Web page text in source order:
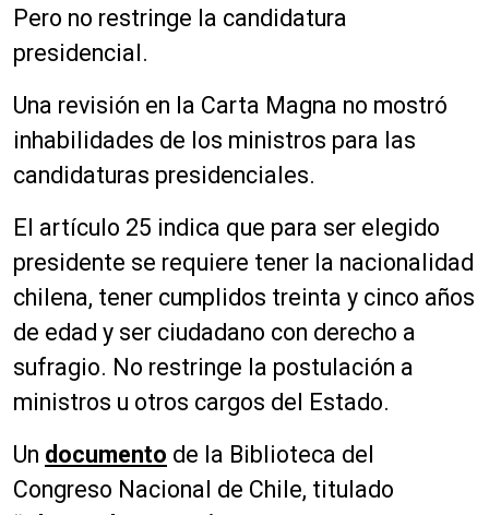
Pero no restringe la candidatura
presidencial.
Una revisión en la Carta Magna no mostró
inhabilidades de los ministros para las
candidaturas presidenciales.
El artículo 25 indica que para ser elegido
presidente se requiere tener la nacionalidad
chilena, tener cumplidos treinta y cinco años
de edad y ser ciudadano con derecho a
sufragio. No restringe la postulación a
ministros u otros cargos del Estado.
Un documento de la Biblioteca del
Congreso Nacional de Chile, titulado